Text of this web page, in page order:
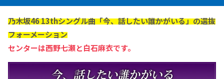
乃木坂46 13thシングル曲「今、話したい誰かがいる」の選抜
フォーメーション
センターは西野七瀬と白石麻衣です。